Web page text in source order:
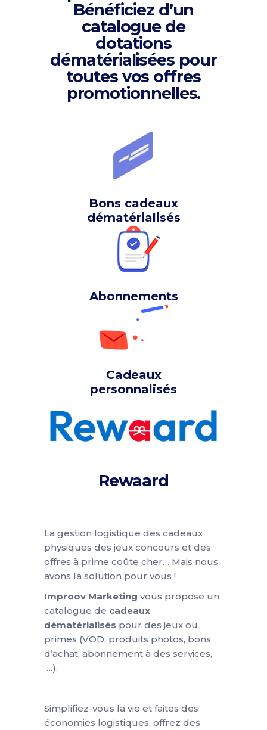
Bénéficiez d’un
catalogue de
dotations
dématérialisées pour
toutes vos offres
promotionnelles.
Bons cadeaux
dématérialisés
Abonnements
Cadeaux
personnalisés
Rewaard
La gestion logistique des cadeaux
physiques des jeux concours et des
offres à prime coûte cher… Mais nous
avons la solution pour vous !
Improov Marketing vous propose un
catalogue de cadeaux
dématérialisés pour des jeux ou
primes (VOD, produits photos, bons
d’achat, abonnement à des services,
….),
Simplifiez-vous la vie et faites des
économies logistiques, offrez des